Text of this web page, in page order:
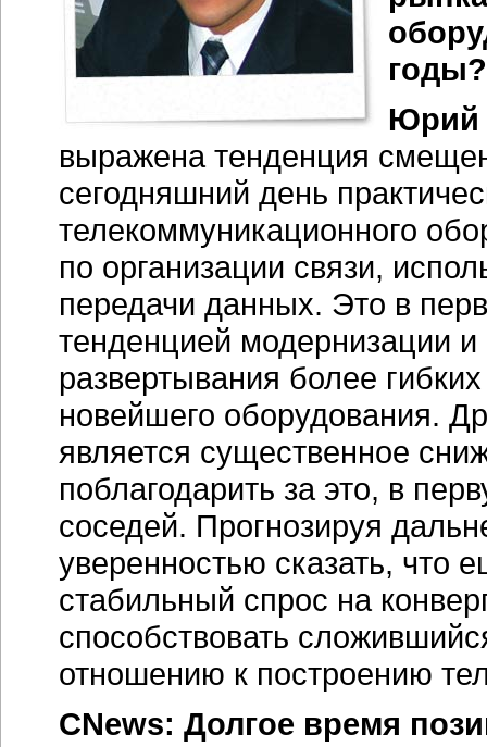
годы?
Юрий
выражена тенденция
сегодняшний день
телекоммуникационного
по организации связи,
передачи данных. Это в
тенденцией модернизации
развертывания более
новейшего оборудования.
является существенное
поблагодарить за это, в
соседей. Прогнозируя
уверенностью сказать, что
стабильный спрос на
способствовать
отношению к построению
CNews: Долгое время